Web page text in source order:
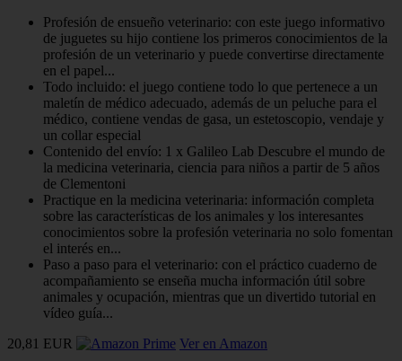
Profesión de ensueño veterinario: con este juego informativo
de juguetes su hijo contiene los primeros conocimientos de la
profesión de un veterinario y puede convertirse directamente
en el papel...
Todo incluido: el juego contiene todo lo que pertenece a un
maletín de médico adecuado, además de un peluche para el
médico, contiene vendas de gasa, un estetoscopio, vendaje y
un collar especial
Contenido del envío: 1 x Galileo Lab Descubre el mundo de
la medicina veterinaria, ciencia para niños a partir de 5 años
de Clementoni
Practique en la medicina veterinaria: información completa
sobre las características de los animales y los interesantes
conocimientos sobre la profesión veterinaria no solo fomentan
el interés en...
Paso a paso para el veterinario: con el práctico cuaderno de
acompañamiento se enseña mucha información útil sobre
animales y ocupación, mientras que un divertido tutorial en
vídeo guía...
20,81 EUR
Ver en Amazon